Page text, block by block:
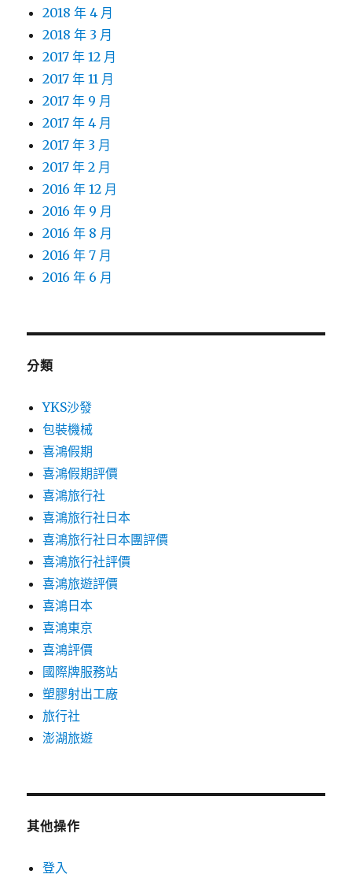
2018 年 4 月
2018 年 3 月
2017 年 12 月
2017 年 11 月
2017 年 9 月
2017 年 4 月
2017 年 3 月
2017 年 2 月
2016 年 12 月
2016 年 9 月
2016 年 8 月
2016 年 7 月
2016 年 6 月
分類
YKS沙發
包裝機械
喜鴻假期
喜鴻假期評價
喜鴻旅行社
喜鴻旅行社日本
喜鴻旅行社日本團評價
喜鴻旅行社評價
喜鴻旅遊評價
喜鴻日本
喜鴻東京
喜鴻評價
國際牌服務站
塑膠射出工廠
旅行社
澎湖旅遊
其他操作
登入